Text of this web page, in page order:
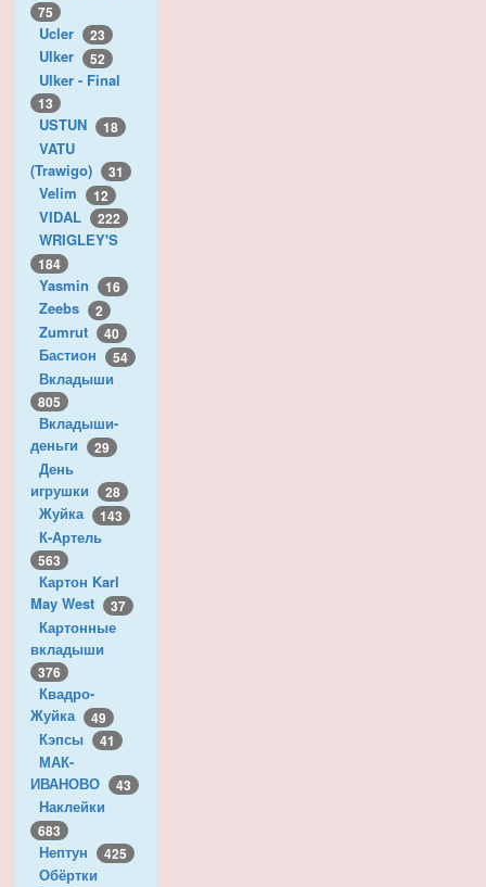
75
Ucler 23
Ulker 52
Ulker - Final
13
USTUN 18
VATU
(Trawigo)
31
Velim 12
VIDAL 222
WRIGLEY'S
184
Yasmin 16
Zeebs 2
Zumrut 40
Бастион 54
Вкладыши
805
Вкладыши-
деньги
29
День
игрушки
28
Жуйка 143
К-Артель
563
Картон Karl
May West
37
Картонные
вкладыши
376
Квадро-
Жуйка
49
Кэпсы 41
МАК-
ИВАНОВО
43
Наклейки
683
Нептун 425
Обёртки